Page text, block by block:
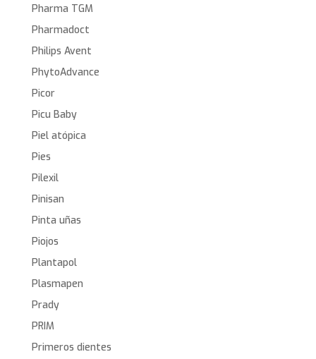
Pharma TGM
Pharmadoct
Philips Avent
PhytoAdvance
Picor
Picu Baby
Piel atópica
Pies
Pilexil
Pinisan
Pinta uñas
Piojos
Plantapol
Plasmapen
Prady
PRIM
Primeros dientes